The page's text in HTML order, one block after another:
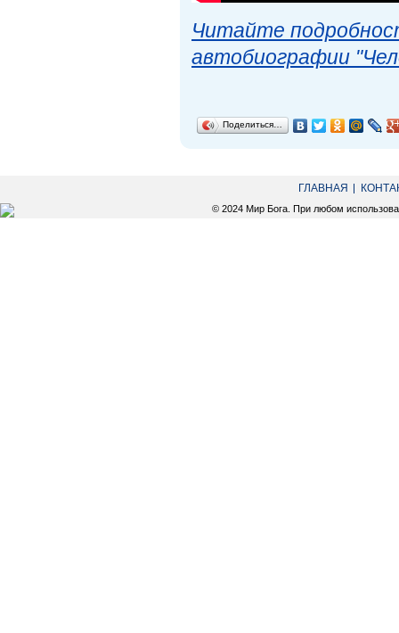
Читайте
автобиографии
Поделиться…
ГЛАВНАЯ
© 2024 Мир Бога. При любом